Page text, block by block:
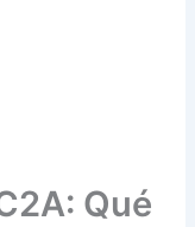
Qué